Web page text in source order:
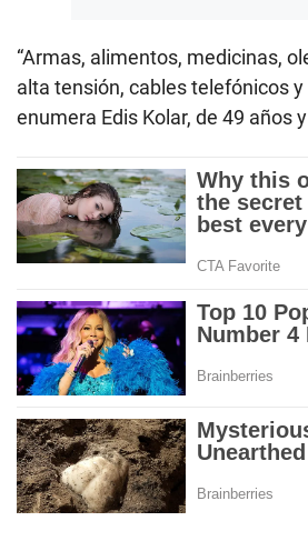
“Armas, alimentos, medicinas,
alta tensión, cables telefónicos y
enumera Edis Kolar, de 49 años